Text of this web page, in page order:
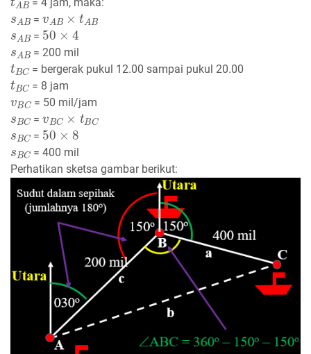
sAB
=
v AB× tAB
sAB
=
50× 4
sAB
= 200 mil
tBC
= bergerak pukul 12.00 sampai pukul 20.00
tBC
= 8 jam
vBC
= 50 mil/jam
sBC
=
vB C×tBC
sBC
=
50× 8
sBC
= 400 mil
Perhatikan sketsa gambar berikut: